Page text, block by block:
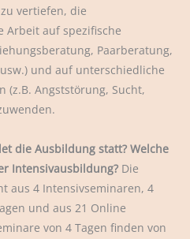
vertiefen, die
Arbeit auf spezifische
Paarberatung,
und auf unterschiedliche
(z.B. Angststörung, Sucht,
die Ausbildung statt? Welche
Intensivausbildung? Die
aus 4 Intensivseminaren, 4
und aus 21 Online
von 4 Tagen finden von